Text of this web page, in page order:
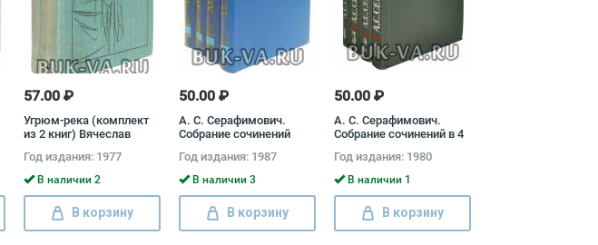
57.00 ₽
Угрюм-река (комплект
из 2 книг) Вячеслав
Год издания: 1977
В наличии 2
В корзину
50.00 ₽
А. С. Серафимович.
Собрание сочинений
Александр
Серафимович
Год издания: 1987
В наличии 3
В корзину
50.00 ₽
А. С. Серафимович.
Собрание сочинений в 4
Александр
Серафимович
Год издания: 1980
В наличии 1
В корзину